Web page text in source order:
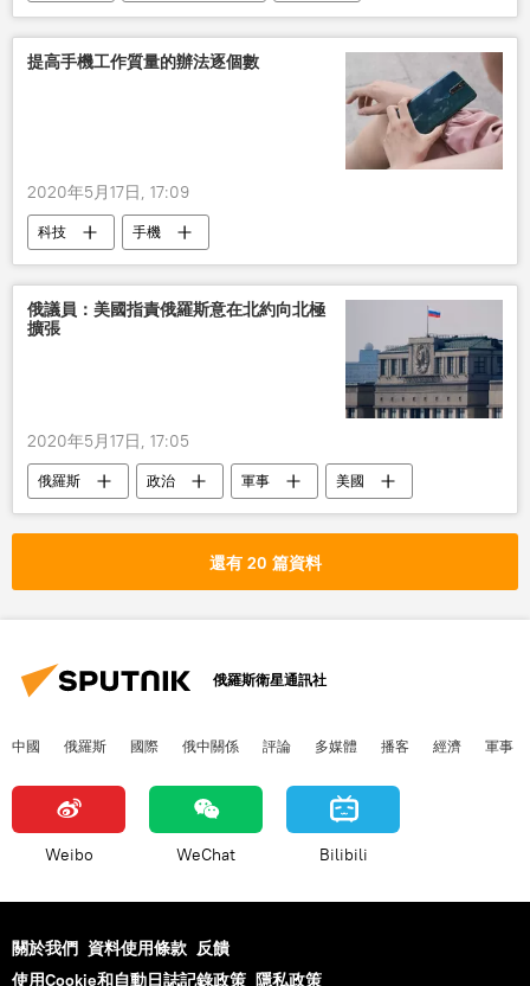
新冠病毒
抗體
提高手機工作質量的辦法逐個數
2020年5月17日, 17:09
科技 手機
俄議員：美國指責俄羅斯意在北約向北極
擴張
2020年5月17日, 17:05
俄羅斯 政治 軍事
美國
北約
北極 擴張
還有 20 篇資料
俄羅斯衛星通訊社
中國 俄羅斯 國際 俄中關係 評論 多媒體 播客 經濟 軍事
Weibo WeChat Bilibili
關於我們 資料使用條款 反饋
使用Cookie和自動日誌記錄政策 隱私政策